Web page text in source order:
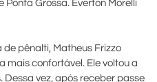
Ponta Grossa. Everton Morelli
pênalti, Matheus Frizzo
mais confortável. Ele voltou a
Dessa vez, após receber passe